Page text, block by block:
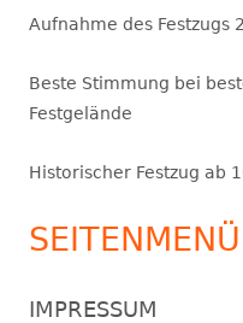
Aufnahme des Festzugs
Beste Stimmung bei
Festgelände
Historischer Festzug ab
SEITENMENÜ
IMPRESSUM